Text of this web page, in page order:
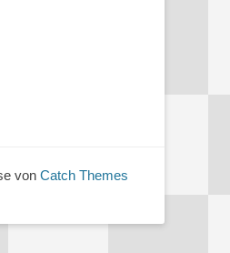
von Catch Themes